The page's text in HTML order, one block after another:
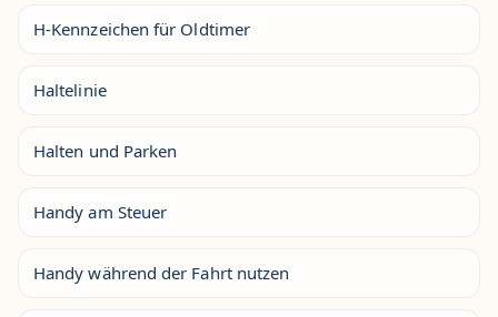
H-Kennzeichen für Oldtimer
Haltelinie
Halten und Parken
Handy am Steuer
Handy während der Fahrt nutzen